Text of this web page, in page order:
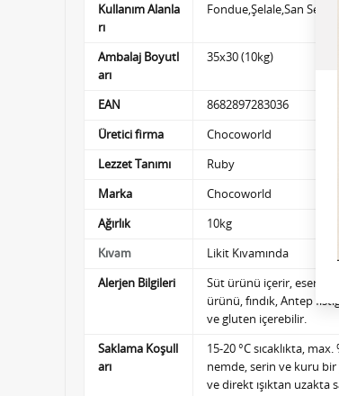
Kullanım Alanla
rı
Fondue,Şelale,San
Ambalaj Boyutl
arı
35x30 (10kg)
EAN
8682897283036
Üretici firma
Chocoworld
Lezzet Tanımı
Ruby
Marka
Chocoworld
Ağırlık
10kg
Kıvam
Likit Kıvamında
Alerjen Bilgileri
Süt ürünü içerir, eser
ürünü,fındık, Antep
ve gluten içerebilir.
Saklama Koşull
arı
15-20 °C sıcaklıkta, max.
nemde,serin ve kuru
ve direkt ışıktan uzakta